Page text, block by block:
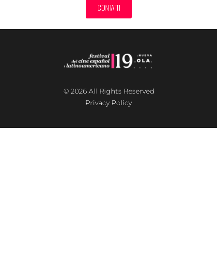
CONTATTI
© 2026 All Rights Reserved
Privacy Policy